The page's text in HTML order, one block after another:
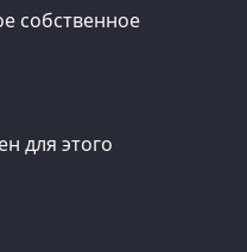
собственное
для этого